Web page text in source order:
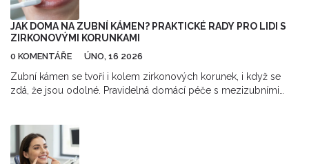
JAK DOMA NA ZUBNÍ KÁMEN? PRAKTICKÉ RADY PRO LIDI S
ZIRKONOVÝMI KORUNKAMI
0 KOMENTÁŘE ÚNO, 16 2026
Zubní kámen se tvoří i kolem zirkonových korunek, i když se
zdá, že jsou odolné. Pravidelná domácí péče s mezizubními
předcházejte mu.